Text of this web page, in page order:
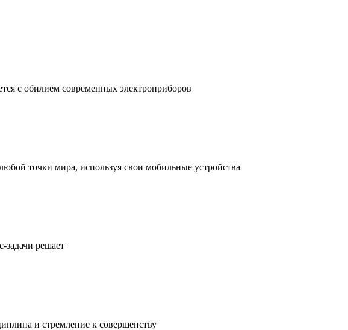
с обилием современных электроприборов
точки мира, используя свои мобильные устройства
задачи решает
и стремление к совершенству